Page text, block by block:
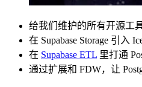
给我们维护的所有开源工
在 Supabase Storage 引入
在 Supabase ETL 里打通
通过扩展和 FDW，让